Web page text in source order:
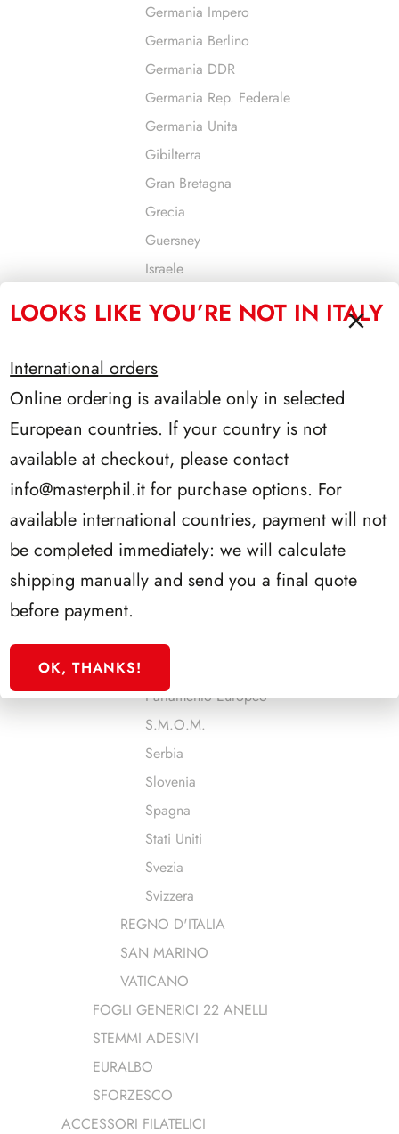
Germania Impero
Germania Berlino
Germania DDR
Germania Rep. Federale
Germania Unita
Gibilterra
Gran Bretagna
Grecia
Guersney
Israele
Jugoslavia
Lituania
Lussemburgo
Malta
Man
Monaco
Montenegro
Norvegia
Olanda
Onu - New York
Parlamento Europeo
S.M.O.M.
Serbia
Slovenia
Spagna
Stati Uniti
Svezia
Svizzera
REGNO D'ITALIA
SAN MARINO
VATICANO
FOGLI GENERICI 22 ANELLI
STEMMI ADESIVI
EURALBO
SFORZESCO
ACCESSORI FILATELICI
LOOKS LIKE YOU’RE NOT IN ITALY
International orders
Online ordering is available only in selected
European countries. If your country is not
available at checkout, please contact
info@masterphil.it for purchase options. For
available international countries, payment will not
be completed immediately: we will calculate
shipping manually and send you a final quote
before payment.
OK, THANKS!